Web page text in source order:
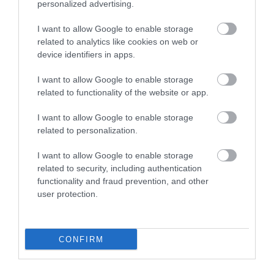
personalized advertising.
I want to allow Google to enable storage
related to analytics like cookies on web or
device identifiers in apps.
I want to allow Google to enable storage
related to functionality of the website or app.
I want to allow Google to enable storage
related to personalization.
I want to allow Google to enable storage
related to security, including authentication
functionality and fraud prevention, and other
user protection.
CONFIRM
egy mozzerellás-
paradicsomos, illetve a rántott
gombás fogást készítették el,
minőségileg is egy főételnek
felelt meg. Mindenkinek csak
ajánlani tudom.
hozzájuk, igazi hangulatos
pub, kedves személyzettel.
Nagyon hangulatos pub,
kedves és figyelmes